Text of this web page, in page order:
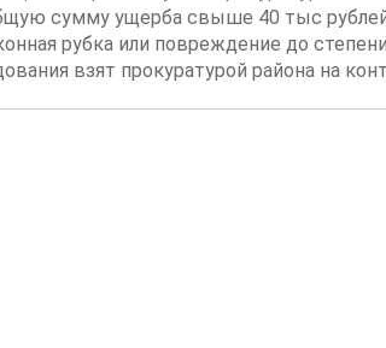
сумму ущерба свыше 40 тыс
рубка или повреждение до
взят прокуратурой района на